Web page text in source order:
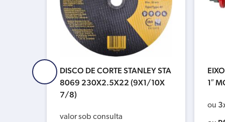
DISCO DE CORTE STANLEY STA
8069 230X2.5X22 (9X1/10X
7/8)
valor sob consulta
1″
ou